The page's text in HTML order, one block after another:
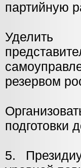
партийную
резервом
подготовки
5.